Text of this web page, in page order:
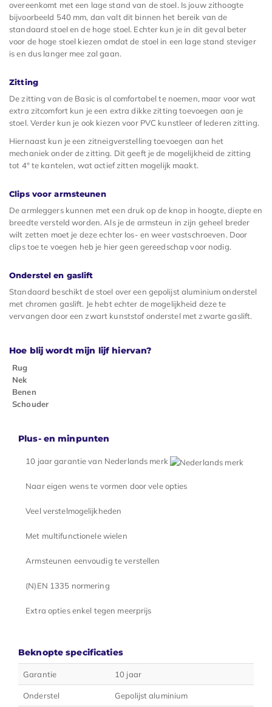
overeenkomt met een lage stand van de stoel. Is jouw zithoogte
bijvoorbeeld 540 mm, dan valt dit binnen het bereik van de
standaard stoel en de hoge stoel. Echter kun je in dit geval beter
voor de hoge stoel kiezen omdat de stoel in een lage stand steviger
is en dus langer mee zal gaan.
Zitting
De zitting van de Basic is al comfortabel te noemen, maar voor wat
extra zitcomfort kun je een extra dikke zitting toevoegen aan je
stoel. Verder kun je ook kiezen voor PVC kunstleer of lederen zitting.
Hiernaast kun je een zitneigverstelling toevoegen aan het
mechaniek onder de zitting. Dit geeft je de mogelijkheid de zitting
tot 4° te kantelen, wat actief zitten mogelijk maakt.
Clips voor armsteunen
De armleggers kunnen met een druk op de knop in hoogte, diepte en
breedte versteld worden. Als je de armsteun in zijn geheel breder
wilt zetten moet je deze echter los- en weer vastschroeven. Door
clips toe te voegen heb je hier geen gereedschap voor nodig.
Onderstel en gaslift
Standaard beschikt de stoel over een gepolijst aluminium onderstel
met chromen gaslift. Je hebt echter de mogelijkheid deze te
vervangen door een zwart kunststof onderstel met zwarte gaslift.
Hoe blij wordt mijn lijf hiervan?
Rug
Nek
Benen
Schouder
Plus- en minpunten
10 jaar garantie van Nederlands merk
Naar eigen wens te vormen door vele opties
Veel verstelmogelijkheden
Met multifunctionele wielen
Armsteunen eenvoudig te verstellen
(N)EN 1335 normering
Extra opties enkel tegen meerprijs
Beknopte specificaties
Garantie 10 jaar
Onderstel Gepolijst aluminium